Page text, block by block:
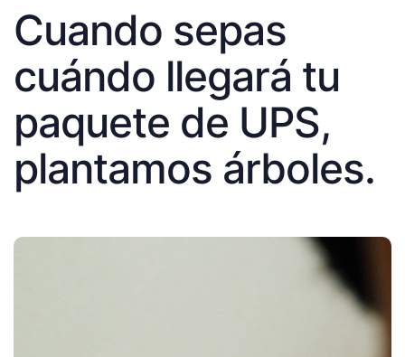
Cuando sepas
cuándo llegará tu
paquete de UPS,
plantamos árboles.